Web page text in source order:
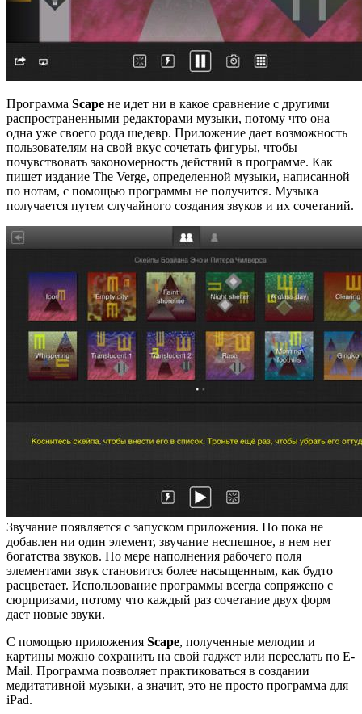
Программа Scape не идет ни в какое сравнение с другими
распространенными редакторами музыки, потому что она
одна уже своего рода шедевр. Приложение дает возможность
пользователям на свой вкус сочетать фигуры, чтобы
почувствовать закономерность действий в программе. Как
пишет издание The Verge, определенной музыки, написанной
по нотам, с помощью программы не получится. Музыка
получается путем случайного создания звуков и их сочетаний.
Звучание появляется с запуском приложения. Но пока не
добавлен ни один элемент, звучание неспешное, в нем нет
богатства звуков. По мере наполнения рабочего поля
элементами звук становится более насыщенным, как будто
расцветает. Использование программы всегда сопряжено с
сюрпризами, потому что каждый раз сочетание двух форм
дает новые звуки.
С помощью приложения Scape, полученные мелодии и
картины можно сохранить на свой гаджет или переслать по E-
Mail. Программа позволяет практиковаться в создании
медитативной музыки, а значит, это не просто программа для
iPad.